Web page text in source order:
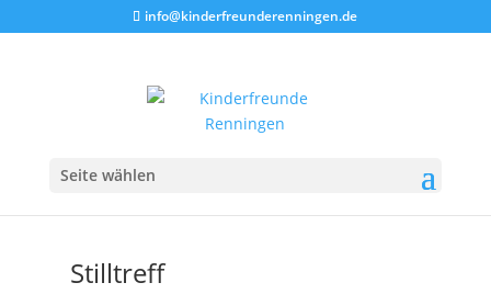
info@kinderfreunderenningen.de
Seite wählen
Stilltreff